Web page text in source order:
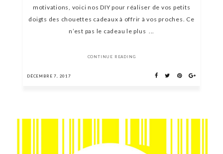
motivations, voici nos DIY pour réaliser de vos petits
doigts des chouettes cadeaux à offrir à vos proches. Ce
n’est pas le cadeau le plus ...
CONTINUE READING
DÉCEMBRE 7, 2017